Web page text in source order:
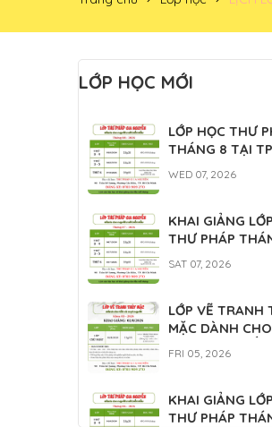
LỚP HỌC MỚI
LỚP HỌC THƯ
THÁNG 8 TẠI
WED 07, 2026
KHAI GIẢNG
THƯ PHÁP
7/2026
SAT 07, 2026
LỚP VẼ TRANH
MẶC DÀNH CHO
NGƯỜI MỚI BẮT
ĐẦU 08/2026
FRI 05, 2026
KHAI GIẢNG
THƯ PHÁP